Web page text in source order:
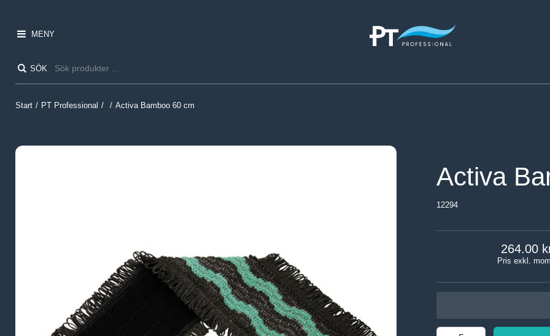
MENY
SÖK
Start / PT Professional / / Activa Bamboo 60 cm
Activa
12294
Pris exkl.
264.00